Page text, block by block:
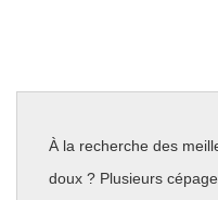
À la recherche des
doux ? Plusieurs